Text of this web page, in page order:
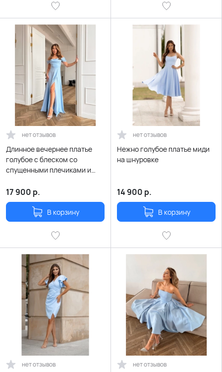
нет отзывов
Длинное вечернее платье
голубое с блеском со
спущенными плечиками и
17 900 р.
В корзину
нет отзывов
Нежно голубое платье миди
на шнуровке
14 900 р.
В корзину
нет отзывов нет отзывов